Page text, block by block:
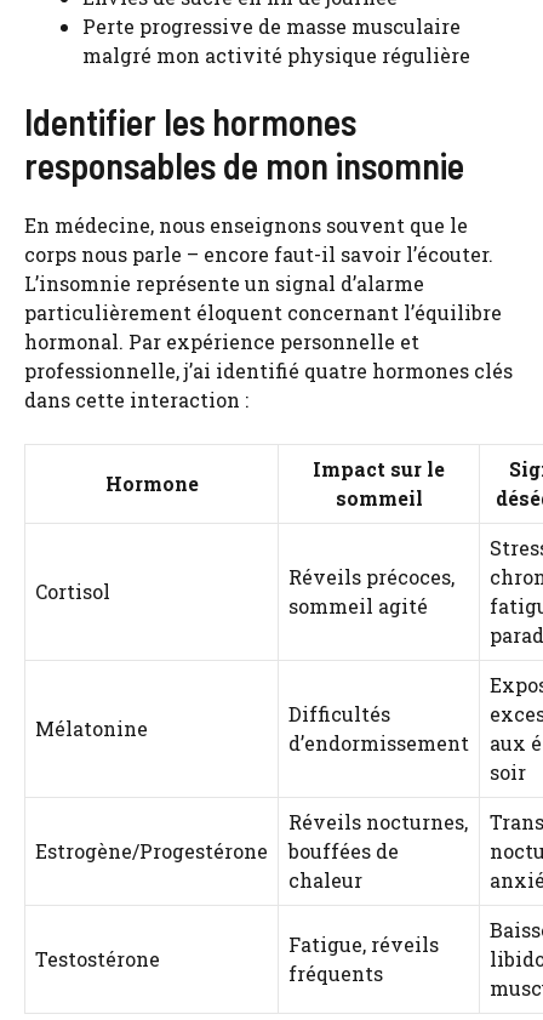
Perte progressive de masse musculaire
malgré mon activité physique régulière
Identifier les hormones
responsables de mon insomnie
En médecine, nous enseignons souvent que le
corps nous parle – encore faut-il savoir l’écouter.
L’insomnie représente un signal d’alarme
particulièrement éloquent concernant l’équilibre
hormonal. Par expérience personnelle et
professionnelle, j’ai identifié quatre hormones clés
dans cette interaction :
Hormone
Impact sur le
sommeil
Cortisol
Réveils précoces,
sommeil agité
Mélatonine
Difficultés
d’endormissement
aux
soir
Estrogène/Progestérone
Réveils nocturnes,
bouffées de
chaleur
Testostérone
Fatigue, réveils
fréquents